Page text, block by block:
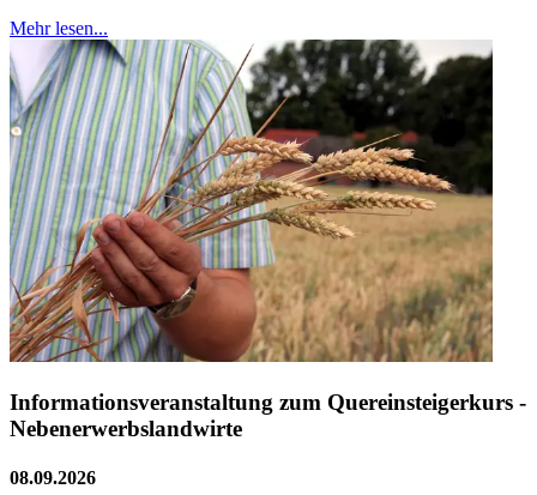
Mehr lesen...
Informationsveranstaltung zum Quereinsteigerkurs -
Nebenerwerbslandwirte
08.09.2026